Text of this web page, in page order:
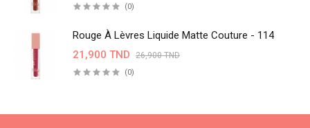
(0)
Rouge À Lèvres Liquide Matte Couture - 114
21,900 TND
26,900 TND
(0)